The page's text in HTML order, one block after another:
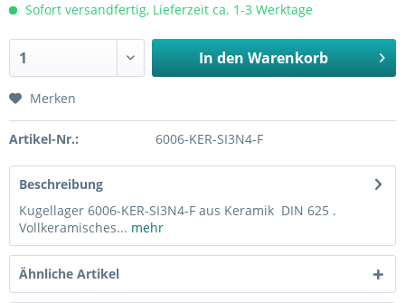
Sofort versandfertig, Lieferzeit ca. 1-3 Werktage
In den Warenkorb
Merken
Artikel-Nr.: 6006-KER-SI3N4-F
Beschreibung
Kugellager 6006-KER-SI3N4-F aus Keramik DIN 625 .
Vollkeramisches... mehr
Ähnliche Artikel